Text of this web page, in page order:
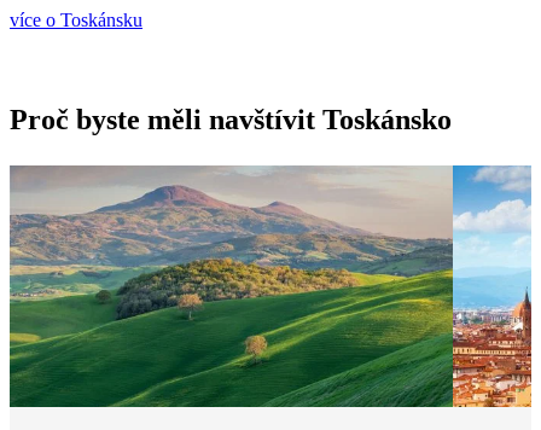
více o Toskánsku
Proč byste měli navštívit Toskánsko